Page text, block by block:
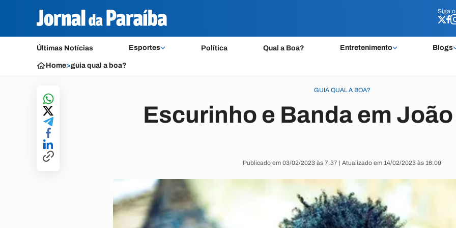
Siga o
Últimas Notícias Esportes Política Qual a Boa? Entretenimento Blogs
Siga o
Home>guia qual a boa?
GUIA QUAL A BOA?
Escurinho e Banda em
Publicado em 03/02/2023 às 7:37 | Atualizado em 14/02/2023 às 16:09